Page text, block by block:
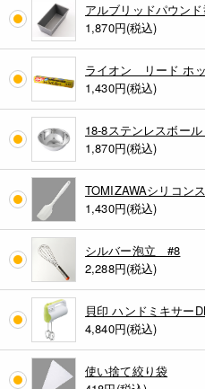
アルブリッドパウン
1,870円(税込)
ライオン リード ホ
1,430円(税込)
18-8ステンレスボー
1,870円(税込)
TOMIZAWAシリコン
1,430円(税込)
シルバー泡立 #8
2,288円(税込)
貝印 ハンドミキサー
4,840円(税込)
使い捨て絞り袋